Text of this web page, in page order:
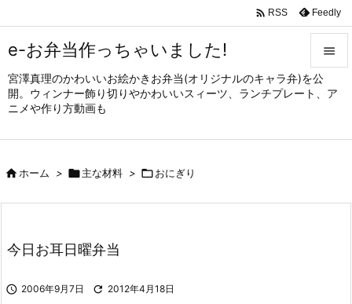
e-お弁当作っちゃいました!
宮澤真理のかわいいお絵かきお弁当(オリジナルのキャラ弁)を公
開。ウィンナー飾り切りやかわいいスィーツ、ランチプレート、ア
ニメや作り方動画も


メニュ
サイド

 RSS Feedly
ホーム > 主な材料 > おにぎり
今日お耳日曜弁当
 2006年9月7日  2012年4月18日